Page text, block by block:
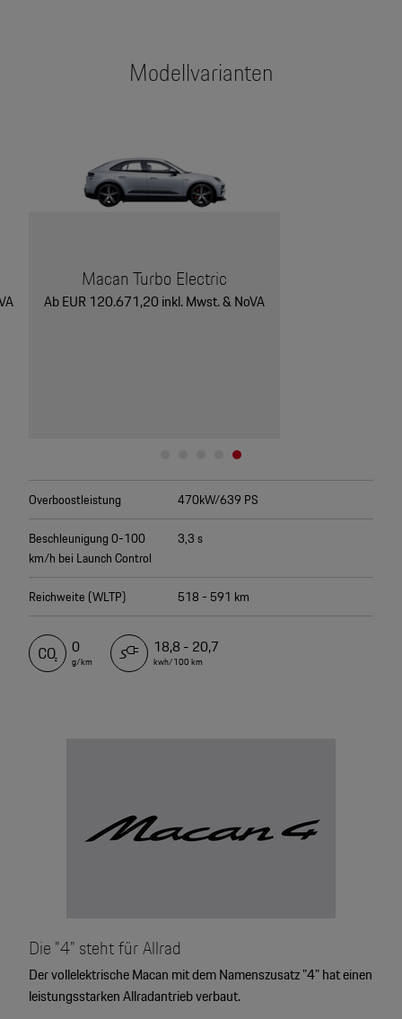
Modellvarianten
Macan Turbo Electric
Ab EUR 120.671,20 inkl. Mwst. & NoVA
470kW/639 PS
Overboostleistung
3,3 s
Beschleunigung 0-100
km/h bei Launch Control
518 - 591 km
Reichweite (WLTP)
0
g/km
18,8 - 20,7
kwh/100 km
Die "4" steht für Allrad
Der vollelektrische Macan mit dem Namenszusatz "4" hat einen
leistungsstarken Allradantrieb verbaut.